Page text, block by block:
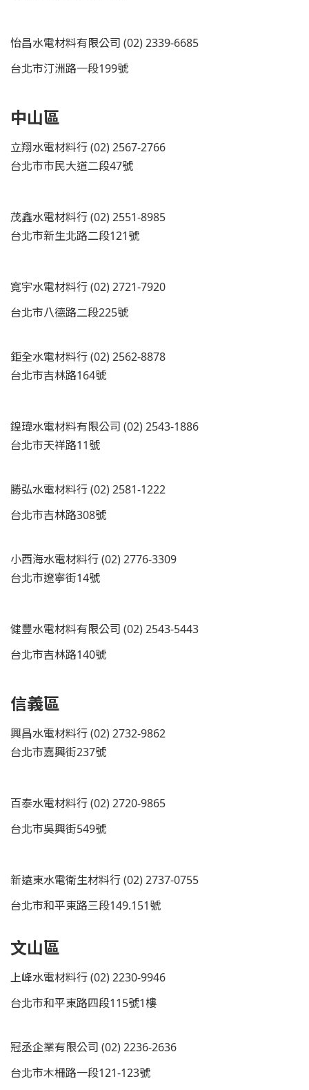
怡昌水電材料有限公司 (02) 2339-6685
台北市汀洲路一段199號
中山區
立翔水電材料行 (02) 2567-2766
台北市市民大道二段47號
茂鑫水電材料行 (02) 2551-8985
台北市新生北路二段121號
寬宇水電材料行 (02) 2721-7920
台北市八德路二段225號
鉅全水電材料行 (02) 2562-8878
台北市吉林路164號
鍠瑋水電材料有限公司 (02) 2543-1886
台北市天祥路11號
勝弘水電材料行 (02) 2581-1222
台北市吉林路308號
小西海水電材料行 (02) 2776-3309
台北市遼寧街14號
健豐水電材料有限公司 (02) 2543-5443
台北市吉林路140號
信義區
興昌水電材料行 (02) 2732-9862
台北市嘉興街237號
百泰水電材料行 (02) 2720-9865
台北市吳興街549號
新遠東水電衛生材料行 (02) 2737-0755
台北市和平東路三段149.151號
文山區
上峰水電材料行 (02) 2230-9946
台北市和平東路四段115號1樓
冠丞企業有限公司 (02) 2236-2636
台北市木柵路一段121-123號